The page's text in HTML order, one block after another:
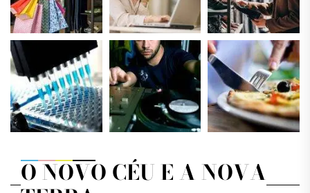
O NOVO CÉU E A NOVA